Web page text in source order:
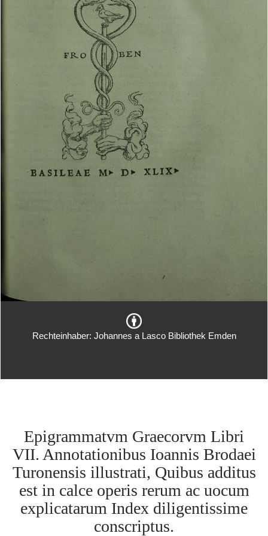
Rechteinhaber: Johannes a Lasco Bibliothek Emden
Epigrammatvm Graecorvm Libri
VII. Annotationibus Ioannis Brodaei
Turonensis illustrati, Quibus additus
est in calce operis rerum ac uocum
explicatarum Index diligentissime
conscriptus.